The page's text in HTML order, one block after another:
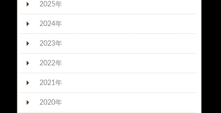
2025年
2024年
2023年
2022年
2021年
2020年